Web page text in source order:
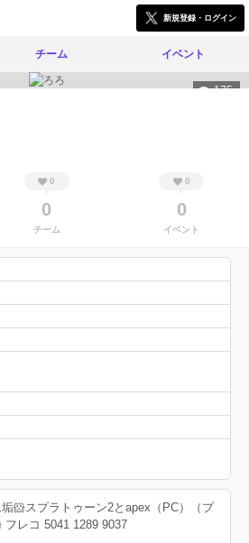
新規登録・ログイン
チーム イベント
175
0
0
チーム
0
0
イベント
🐹スプラトゥーン2とapex（PC）（プ
フレコ 5041 1289 9037